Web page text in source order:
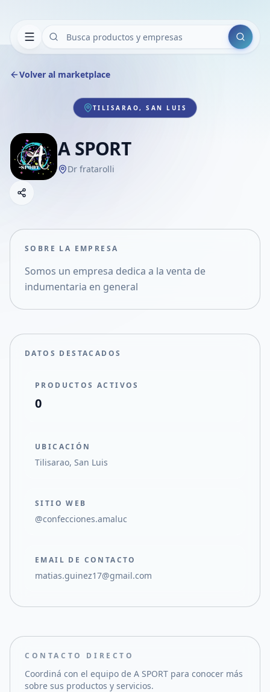
Buscar
Volver al marketplace
TILISARAO, SAN LUIS
A SPORT
Dr fratarolli
Compartir empresa
Compartir en X
SOBRE LA EMPRESA
Somos un empresa dedica a la venta de
indumentaria en general
DATOS DESTACADOS
PRODUCTOS ACTIVOS
0
UBICACIÓN
Tilisarao, San Luis
SITIO WEB
@confecciones.amaluc
EMAIL DE CONTACTO
matias.guinez17@gmail.com
CONTACTO DIRECTO
Coordiná con el equipo de A SPORT para conocer más
sobre sus productos y servicios.